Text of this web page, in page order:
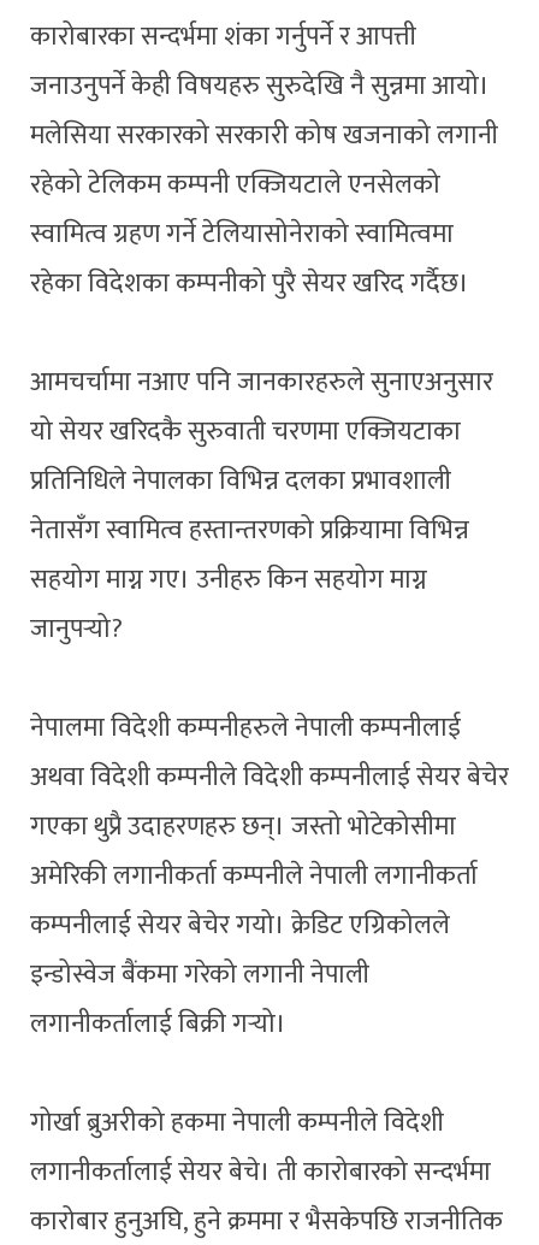
कारोबारका सन्दर्भमा शंका गर्नुपर्ने र आपत्ती
जनाउनुपर्ने केही विषयहरु सुरुदेखि नै सुन्नमा आयो।
मलेसिया सरकारको सरकारी कोष खजनाको लगानी
रहेको टेलिकम कम्पनी एक्जियटाले एनसेलको
स्वामित्व ग्रहण गर्ने टेलियासोनेराको स्वामित्वमा
रहेका विदेशका कम्पनीको पुरै सेयर खरिद गर्दैछ।
आमचर्चामा नआए पनि जानकारहरुले सुनाएअनुसार
यो सेयर खरिदकै सुरुवाती चरणमा एक्जियटाका
प्रतिनिधिले नेपालका विभिन्न दलका प्रभावशाली
नेतासँग स्वामित्व हस्तान्तरणको प्रक्रियामा विभिन्न
सहयोग माग्न गए। उनीहरु किन सहयोग माग्न
जानुपर्‍यो?
नेपालमा विदेशी कम्पनीहरुले नेपाली कम्पनीलाई
अथवा विदेशी कम्पनीले विदेशी कम्पनीलाई सेयर बेचेर
गएका थुप्रै उदाहरणहरु छन्। जस्तो भोटेकोसीमा
अमेरिकी लगानीकर्ता कम्पनीले नेपाली लगानीकर्ता
कम्पनीलाई सेयर बेचेर गयो। क्रेडिट एग्रिकोलले
इन्डोस्वेज बैंकमा गरेको लगानी नेपाली
लगानीकर्तालाई बिक्री गर्‍यो।
गोर्खा ब्रुअरीको हकमा नेपाली कम्पनीले विदेशी
लगानीकर्तालाई सेयर बेचे। ती कारोबारको सन्दर्भमा
कारोबार हुनुअघि, हुने क्रममा र भैसकेपछि राजनीतिक